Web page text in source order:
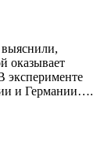
оказывает
эксперименте
и Германии….